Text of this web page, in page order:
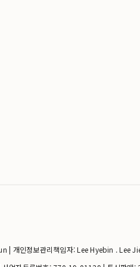
| 개인정보관리책임자: Lee Hyebin .